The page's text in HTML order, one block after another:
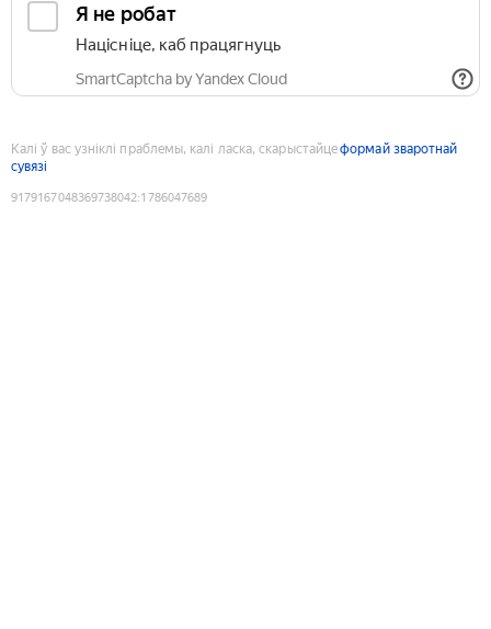
Я не робат
Націсніце, каб працягнуць
SmartCaptcha by Yandex Cloud
Калі ў вас узніклі праблемы, калі ласка, скарыстайцеформай зваротнай
сувязі
9179167048369738042:1786047689